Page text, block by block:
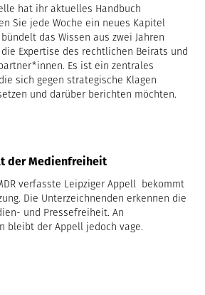
hat ihr aktuelles Handbuch
Sie jede Woche ein neues Kapitel
das Wissen aus zwei Jahren
Expertise des rechtlichen Beirats und
Es ist ein zentrales
sich gegen strategische Klagen
und darüber berichten möchten.
der Medienfreiheit
verfasste Leipziger Appell bekommt
Die Unterzeichnenden erkennen die
und Pressefreiheit. An
bleibt der Appell jedoch vage.